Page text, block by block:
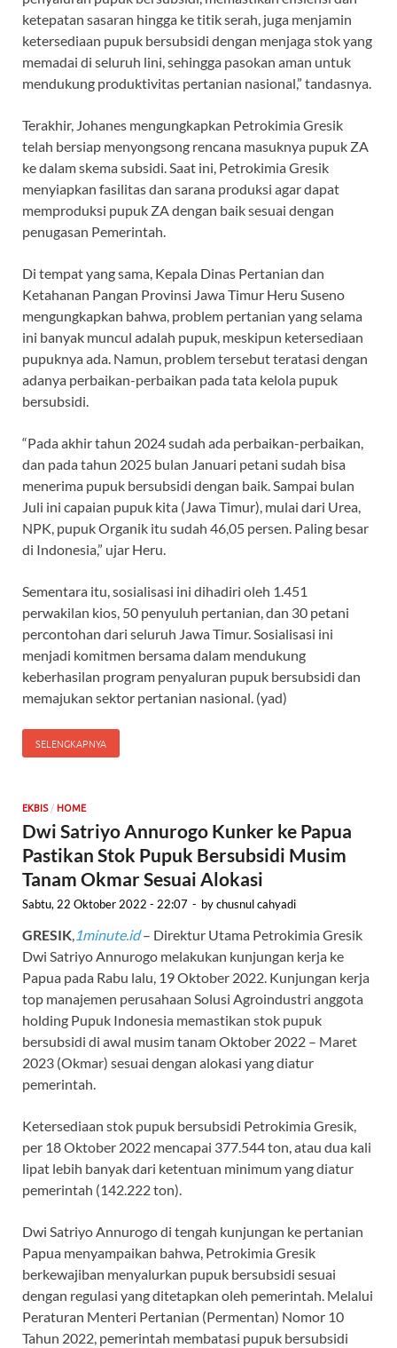
ketepatan sasaran hingga ke titik serah, juga menjamin
ketersediaan pupuk bersubsidi dengan menjaga stok yang
memadai di seluruh lini, sehingga pasokan aman untuk
mendukung produktivitas pertanian nasional,” tandasnya.
Terakhir, Johanes mengungkapkan Petrokimia Gresik
telah bersiap menyongsong rencana masuknya pupuk ZA
ke dalam skema subsidi. Saat ini, Petrokimia Gresik
menyiapkan fasilitas dan sarana produksi agar dapat
memproduksi pupuk ZA dengan baik sesuai dengan
penugasan Pemerintah.
Di tempat yang sama, Kepala Dinas Pertanian dan
Ketahanan Pangan Provinsi Jawa Timur Heru Suseno
mengungkapkan bahwa, problem pertanian yang selama
ini banyak muncul adalah pupuk, meskipun ketersediaan
pupuknya ada. Namun, problem tersebut teratasi dengan
adanya perbaikan-perbaikan pada tata kelola pupuk
bersubsidi.
“Pada akhir tahun 2024 sudah ada perbaikan-perbaikan,
dan pada tahun 2025 bulan Januari petani sudah bisa
menerima pupuk bersubsidi dengan baik. Sampai bulan
Juli ini capaian pupuk kita (Jawa Timur), mulai dari Urea,
NPK, pupuk Organik itu sudah 46,05 persen. Paling besar
di Indonesia,” ujar Heru.
Sementara itu, sosialisasi ini dihadiri oleh 1.451
perwakilan kios, 50 penyuluh pertanian, dan 30 petani
percontohan dari seluruh Jawa Timur. Sosialisasi ini
menjadi komitmen bersama dalam mendukung
keberhasilan program penyaluran pupuk bersubsidi dan
memajukan sektor pertanian nasional. (yad)
SELENGKAPNYA
EKBIS/ HOME
Dwi Satriyo Annurogo Kunker ke Papua
Pastikan Stok Pupuk Bersubsidi Musim
Tanam Okmar Sesuai Alokasi
Sabtu, 22 Oktober 2022 - 22:07 - bychusnul cahyadi
GRESIK, 1minute.id– Direktur Utama Petrokimia Gresik
Dwi Satriyo Annurogo melakukan kunjungan kerja ke
Papua pada Rabu lalu, 19 Oktober 2022. Kunjungan kerja
top manajemen perusahaan Solusi Agroindustri anggota
holding Pupuk Indonesia memastikan stok pupuk
bersubsidi di awal musim tanam Oktober 2022 – Maret
2023 (Okmar) sesuai dengan alokasi yang diatur
pemerintah.
Ketersediaan stok pupuk bersubsidi Petrokimia Gresik,
per 18 Oktober 2022 mencapai 377.544 ton, atau dua kali
lipat lebih banyak dari ketentuan minimum yang diatur
pemerintah (142.222 ton).
Dwi Satriyo Annurogo di tengah kunjungan ke pertanian
Papua menyampaikan bahwa, Petrokimia Gresik
berkewajiban menyalurkan pupuk bersubsidi sesuai
dengan regulasi yang ditetapkan oleh pemerintah. Melalui
Peraturan Menteri Pertanian (Permentan) Nomor 10
Tahun 2022, pemerintah membatasi pupuk bersubsidi